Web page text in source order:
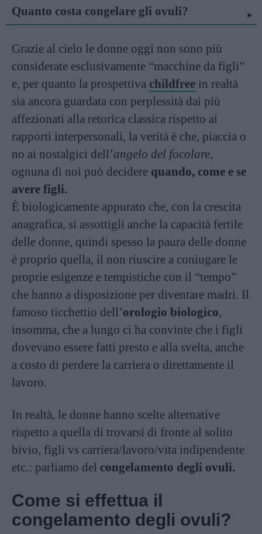
Quanto costa congelare gli ovuli?
Grazie al cielo le donne oggi non sono più
considerate esclusivamente “macchine da figli”
e, per quanto la prospettiva childfree in realtà
sia ancora guardata con perplessità dai più
affezionati alla retorica classica rispetto ai
rapporti interpersonali, la verità è che, piaccia o
no ai nostalgici dell’angelo del focolare,
ognuna di noi può decidere quando, come e se
avere figli.
È biologicamente appurato che, con la crescita
anagrafica, si assottigli anche la capacità fertile
delle donne, quindi spesso la paura delle donne
è proprio quella, il non riuscire a coniugare le
proprie esigenze e tempistiche con il “tempo”
che hanno a disposizione per diventare madri. Il
famoso ticchettio dell’orologio biologico,
insomma, che a lungo ci ha convinte che i figli
dovevano essere fatti presto e alla svelta, anche
a costo di perdere la carriera o direttamente il
lavoro.
In realtà, le donne hanno scelte alternative
rispetto a quella di trovarsi di fronte al solito
bivio, figli vs carriera/lavoro/vita indipendente
etc.: parliamo del congelamento degli ovuli.
Come si effettua il
congelamento degli ovuli?